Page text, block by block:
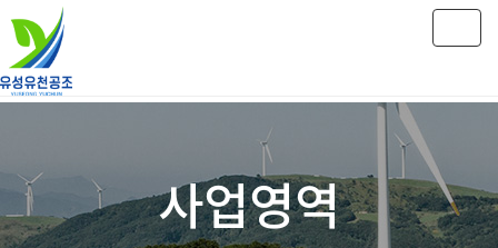
사업영역